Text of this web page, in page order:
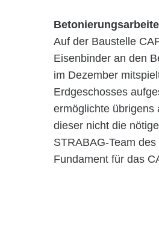
Auf der Baustelle
Eisenbinder an den
im Dezember
Erdgeschosses
ermöglichte übrigens
dieser nicht die
STRABAG-Team
Fundament für das